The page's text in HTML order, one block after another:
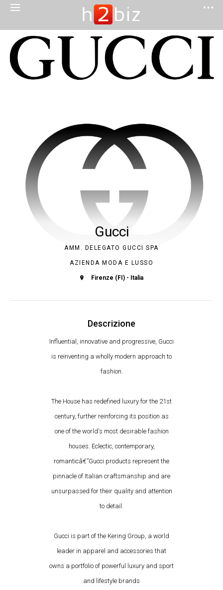
Gucci
AMM. DELEGATO GUCCI SPA
AZIENDA MODA E LUSSO
Firenze (FI) - Italia
Descrizione
Influential, innovative and progressive, Gucci
is reinventing a wholly modern approach to
fashion.
The House has redefined luxury for the 21st
century, further reinforcing its position as
one of the world's most desirable fashion
houses. Eclectic, contemporary,
romanticâ€”Gucci products represent the
pinnacle of Italian craftsmanship and are
unsurpassed for their quality and attention
to detail.
Gucci is part of the Kering Group, a world
leader in apparel and accessories that
owns a portfolio of powerful luxury and sport
and lifestyle brands